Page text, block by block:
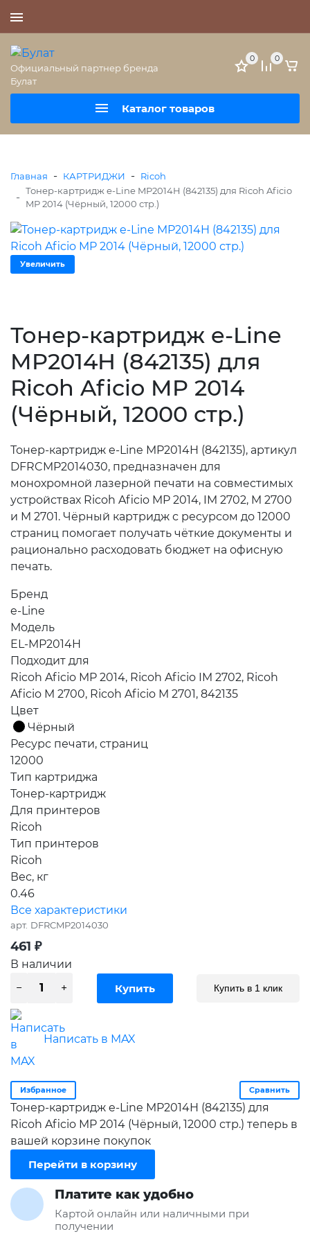
Официальный партнер бренда
Булат
Каталог товаров
0 0
Главная - КАРТРИДЖИ - Ricoh
- Тонер-картридж e-Line MP2014H (842135) для Ricoh Aficio
MP 2014 (Чёрный, 12000 стр.)
Увеличить
Тонер-картридж e-Line
MP2014H (842135) для
Ricoh Aficio MP 2014
(Чёрный, 12000 стр.)
Тонер-картридж e-Line MP2014H (842135), артикул
DFRCMP2014030, предназначен для
монохромной лазерной печати на совместимых
устройствах Ricoh Aficio MP 2014, IM 2702, M 2700
и M 2701. Чёрный картридж с ресурсом до 12000
страниц помогает получать чёткие документы и
рационально расходовать бюджет на офисную
печать.
Бренд
e-Line
Модель
EL-MP2014H
Подходит для
Ricoh Aficio MP 2014, Ricoh Aficio IM 2702, Ricoh
Aficio M 2700, Ricoh Aficio M 2701, 842135
Цвет
Чёрный
Ресурс печати, страниц
12000
Тип картриджа
Тонер-картридж
Для принтеров
Ricoh
Тип принтеров
Ricoh
Вес, кг
0.46
Все характеристики
арт. DFRCMP2014030
461 ₽
В наличии
Купить в 1 клик
Написать в MAX
Избранное Сравнить
Тонер-картридж e-Line MP2014H (842135) для
Ricoh Aficio MP 2014 (Чёрный, 12000 стр.) теперь в
вашей корзине покупок
Перейти в корзину
Платите как удобно
Картой онлайн или наличными при
получении